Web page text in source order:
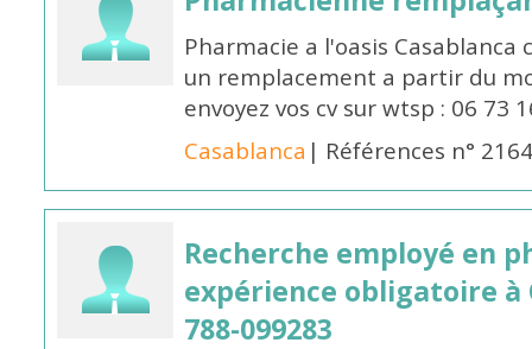
Pharmacie a l'oasis
un remplacement a partir du
envoyez vos cv sur wtsp : 06 73
Casablanca | Références n°
Recherche employé en
expérience obligatoire à
788-099283